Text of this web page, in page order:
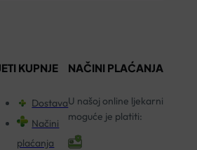
KUPNJE
Dostava
Načini
plaćanja
NAČINI PLAĆANJA
U našoj online ljekarni
moguće je platiti: